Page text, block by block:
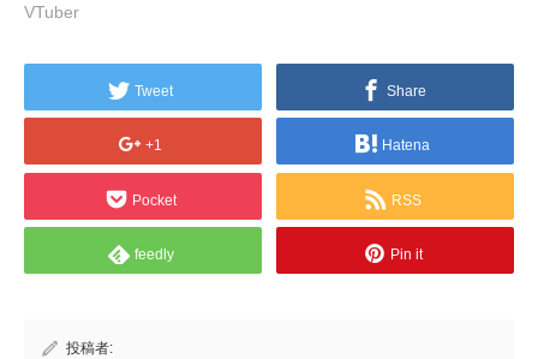
VTuber
Tweet Share
+1 Hatena
Pocket RSS
feedly Pin it
投稿者: